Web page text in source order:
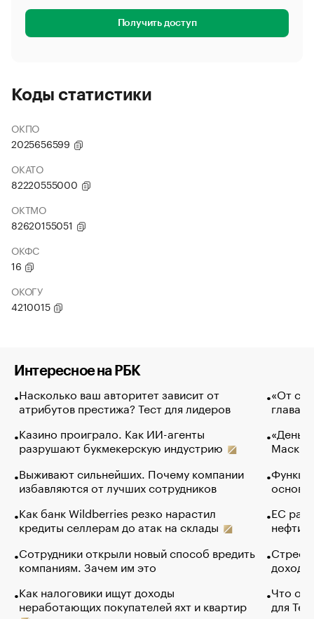
Получить доступ
Коды статистики
ОКПО
2025656599
ОКАТО
82220555000
ОКТМО
82620155051
ОКФС
16
ОКОГУ
4210015
Интересное на РБК
Насколько ваш авторитет зависит от
атрибутов престижа? Тест для лидеров
Казино проиграло. Как ИИ-агенты
разрушают букмекерскую индустрию
Выживают сильнейших. Почему компании
избавляются от лучших сотрудников
Как банк Wildberries резко нарастил
кредиты селлерам до атак на склады
Сотрудники открыли новый способ вредить
компаниям. Зачем им это
Как налоговики ищут доходы
неработающих покупателей яхт и квартир
«От
глава
Маск в
основ
ЕС
нефти
Что
для